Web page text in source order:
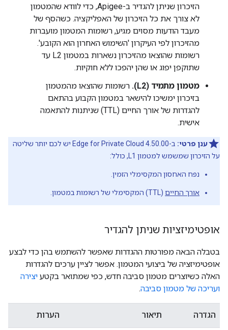
הזיכרון שניתן להגדיר ב-Apigee, כדי לוודא שהמטמון
לא צורך את כל הזיכרון של האפליקציה. כשהסף של
מעבד הודעות מסוים מגיע, רשומות המטמון מועברות
מהזיכרון לפי העיקרון 'השימוש האחרון הוא הקובע'.
רשומות שהוצאו מהזיכרון נשארות במטמון L2 עד
שתוקפן יפוג או שהן יהפכו ללא חוקיות.
מטמון מתמיד (L2).
רשומות שהוצאו מהמטמון
בזיכרון ימשיכו להישאר במטמון הקבוע בהתאם
להגדרות של אורך החיים (TTL) שניתנות להתאמה
אישית.
ענן פרטי:
ב-Edge for Private Cloud 4.50.00 יש לכם יותר שליטה
על הזיכרון שמשמש למטמון L1, כולל:
נפח האחסון המקסימלי הזמין.
אורך החיים (TTL) המקסימלי של רשומות במטמון.
אופטימיזציות שניתן להגדיר
בטבלה הבאה מפורטות ההגדרות שאפשר להשתמש בהן כדי לבצע
אופטימיזציה של ביצועי המטמון. אפשר לציין ערכים להגדרות
האלה כשיוצרים מטמון סביבה חדש, כפי שמתואר בקטע יצירה
ועריכה של מטמון סביבה.
הגדרה תיאור הערות